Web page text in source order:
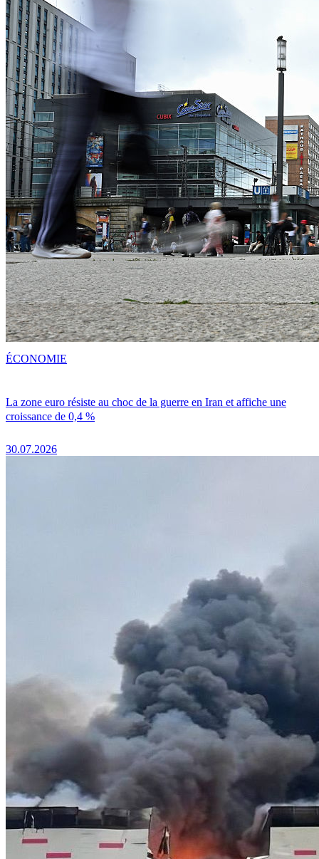
La zone euro résiste au choc de la guerre en Iran et affiche une
croissance de 0,4 %
30.07.2026
ÉCONOMIE